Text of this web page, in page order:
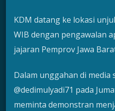
KDM datang ke lokasi
WIB dengan pengawalan
jajaran Pemprov Jawa
Dalam unggahan di media
@dedimulyadi71 pada
meminta demonstran